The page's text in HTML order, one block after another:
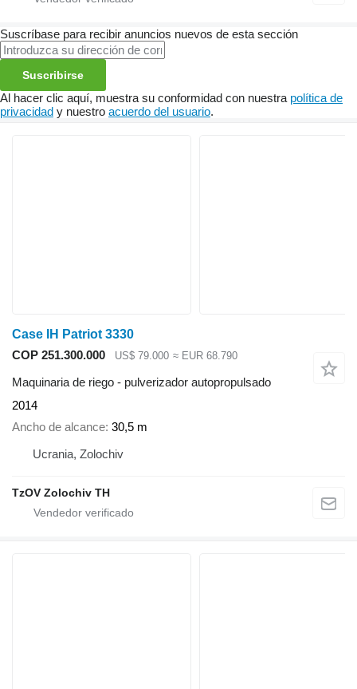
Suscríbase para recibir anuncios nuevos de esta sección
Suscribirse
Al hacer clic aquí, muestra su conformidad con nuestra política de
privacidad y nuestro acuerdo del usuario.
Case IH Patriot 3330
COP 251.300.000
US$ 79.000 ≈ EUR 68.790
Maquinaria de riego - pulverizador autopropulsado
2014
Ancho de alcance 30,5 m
Ucrania, Zolochiv
TzOV Zolochiv TH